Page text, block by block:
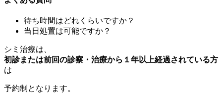
待ち時間はどれくらいですか？
当日処置は可能ですか？
シミ治療は、
初診または前回の診察・治療から１年以上経過されている方
は
予約制 となります。